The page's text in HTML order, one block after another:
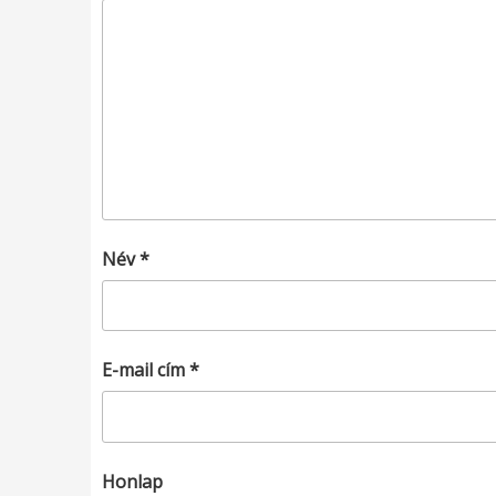
Név*
E-mail cím*
Honlap